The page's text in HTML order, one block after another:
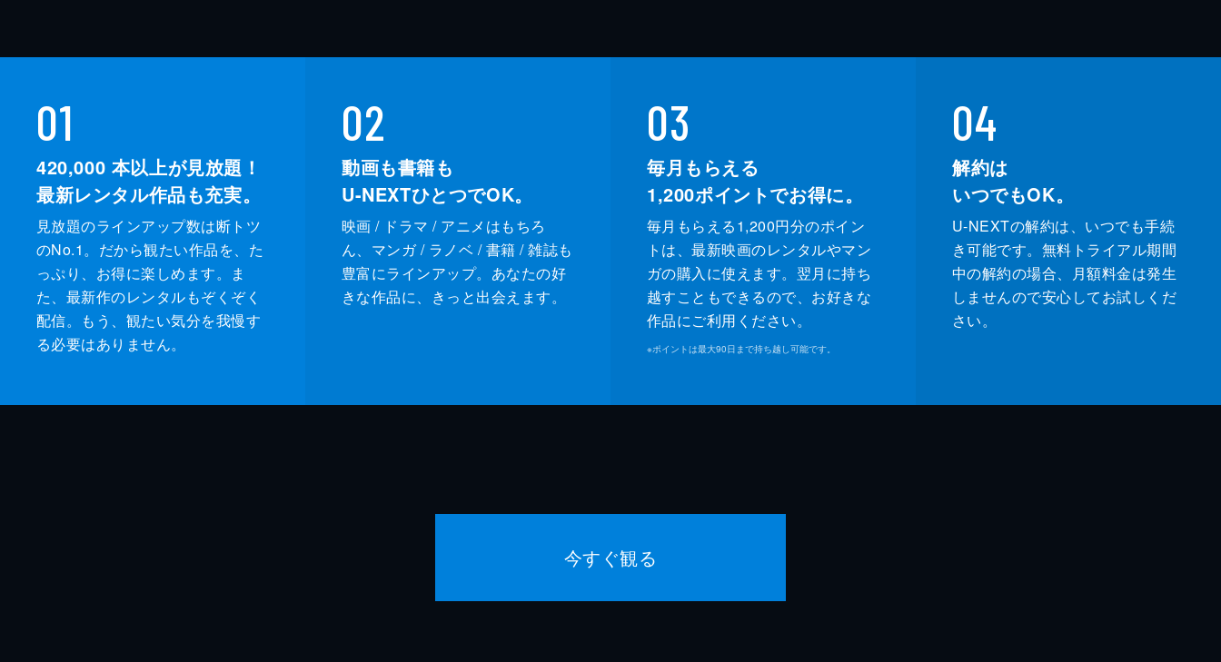
01
420,000 本以上が見放題！
最新レンタル作品も充実。
見放題のラインアップ数は断トツ
のNo.1。だから観たい作品を、た
っぷり、お得に楽しめます。ま
た、最新作のレンタルもぞくぞく
配信。もう、観たい気分を我慢す
る必要はありません。
02
動画も書籍も
U-NEXTひとつでOK。
映画 / ドラマ / アニメはもちろ
ん、マンガ / ラノベ / 書籍 / 雑誌も
豊富にラインアップ。あなたの好
きな作品に、きっと出会えます。
03
毎月もらえる
1,200ポイントでお得に。
毎月もらえる1,200円分のポイン
トは、最新映画のレンタルやマン
ガの購入に使えます。翌月に持ち
越すこともできるので、お好きな
作品にご利用ください。
※ポイントは最大90日まで持ち越し可能です。
04
解約は
いつでもOK。
U-NEXTの解約は、いつでも手続
き可能です。無料トライアル期間
中の解約の場合、月額料金は発生
しませんので安心してお試しくだ
さい。
今すぐ観る